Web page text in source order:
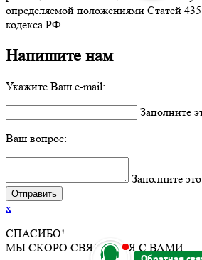
определяемой положениями Статей
кодекса РФ.
Напишите нам
Укажите Ваш e-mail:
Заполните
Ваш вопрос:
Заполните
x
СПАСИБО!
МЫ СКОРО СВЯЖЕМСЯ С ВАМИ.